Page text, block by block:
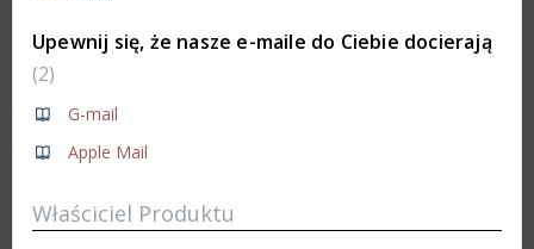
Upewnij się, że nasze e-maile do Ciebie docierają
2
G-mail
Apple Mail
Właściciel Produktu